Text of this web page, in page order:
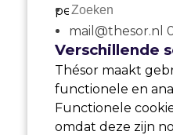
mail@thesor.nl
Verschillende
Thésor maakt
functionele en
Functionele
omdat deze zijn